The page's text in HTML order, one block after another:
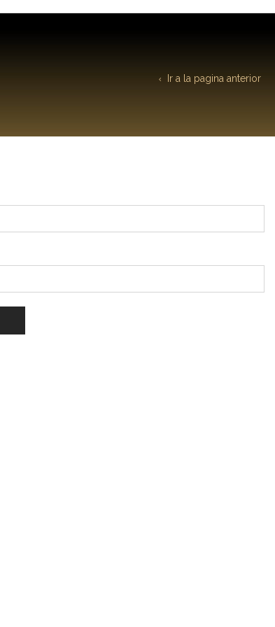
Ir a la pagina anterior